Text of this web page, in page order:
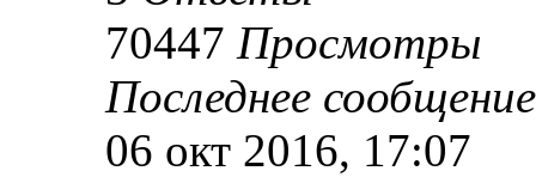
70447 Просмотры
Последнее
06 окт 2016, 17:07